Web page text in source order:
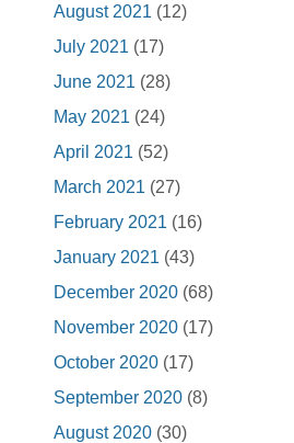
August 2021 (12)
July 2021 (17)
June 2021 (28)
May 2021 (24)
April 2021 (52)
March 2021 (27)
February 2021 (16)
January 2021 (43)
December 2020 (68)
November 2020 (17)
October 2020 (17)
September 2020 (8)
August 2020 (30)